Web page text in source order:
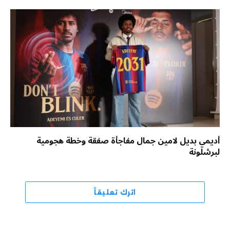
أديمي بديل لامين جمال مفاجأة صفقة وخطة هجومية
لبرشلونة
اترك تعليقاً